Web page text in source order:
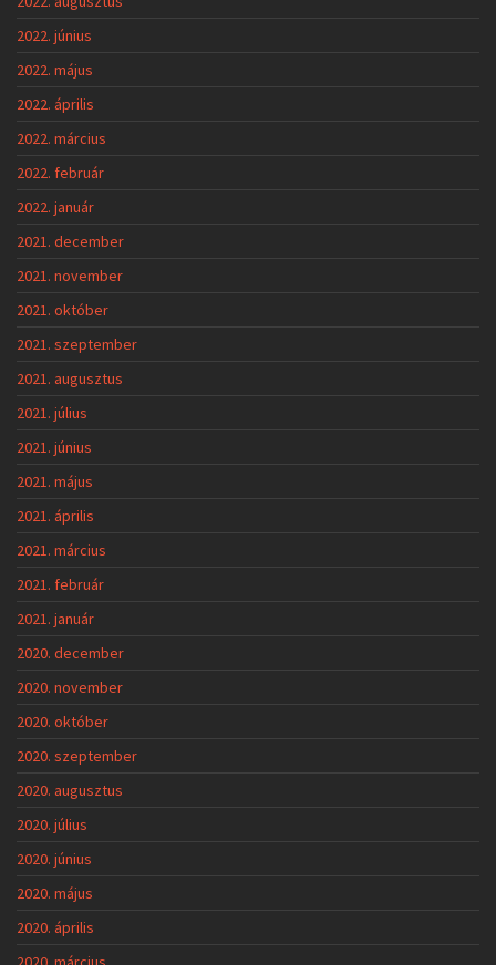
2022. június
2022. május
2022. április
2022. március
2022. február
2022. január
2021. december
2021. november
2021. október
2021. szeptember
2021. augusztus
2021. július
2021. június
2021. május
2021. április
2021. március
2021. február
2021. január
2020. december
2020. november
2020. október
2020. szeptember
2020. augusztus
2020. július
2020. június
2020. május
2020. április